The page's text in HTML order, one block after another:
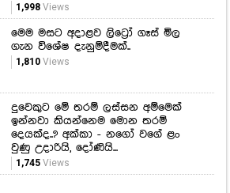
1,998Views
මෙම මසට අදාළව ලිට්‍රෝ ගෑස් මිල
ගැන විශේෂ දැනුම්දීමක්..
1,810Views
දුවෙකුට මේ තරම් ලස්සන අම්මෙක්
ඉන්නවා කියන්නෙම මොන තරම්
දෙයක්ද..? අක්කා - නගෝ වගේ ළං
වුණු උදාරියි, දෝණියි...
1,745Views